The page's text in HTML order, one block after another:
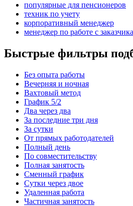
популярные для пенсионеров
техник по учету
корпоративный менеджер
менеджер по работе с
Быстрые фильтры
Без опыта работы
Вечерняя и ночная
Вахтовый метод
График 5/2
Два через два
За последние три дня
За сутки
От прямых работодателей
Полный день
По совместительству
Полная занятость
Сменный график
Сутки через двое
Удаленная работа
Частичная занятость